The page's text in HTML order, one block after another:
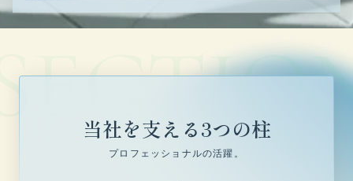
当社を支える3つの柱
プロフェッショナルの活躍。